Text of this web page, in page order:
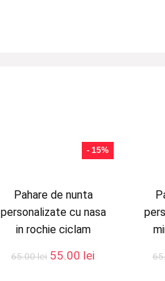
- 15%
Pahare de nunta
personalizate cu nasa
in rochie ciclam
65.00lei Prețul
55.00 lei